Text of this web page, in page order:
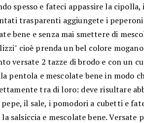
spesso e fateci appassire la cipolla,
trasparenti aggiungete i
bene e senza mai smettere di
cioè prenda un bel colore
versate 2 tazze di brodo e con un
pentola e mescolate bene in modo
tra di loro: deve risultare
il sale, i pomodori a cubetti e
salsiccia e mescolate bene. Versate